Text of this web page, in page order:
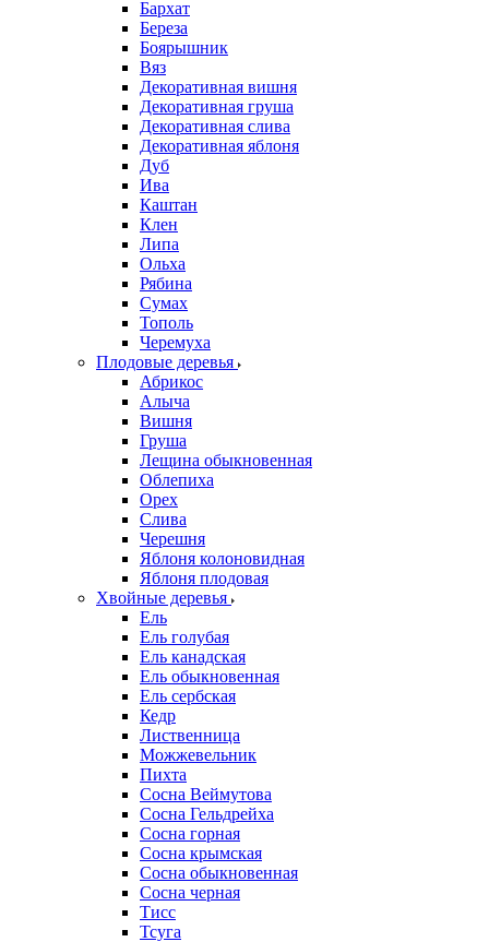
Бархат
Береза
Боярышник
Вяз
Декоративная вишня
Декоративная груша
Декоративная слива
Декоративная яблоня
Дуб
Ива
Каштан
Клен
Липа
Ольха
Рябина
Сумах
Тополь
Черемуха
Плодовые деревья
Абрикос
Алыча
Вишня
Груша
Лещина обыкновенная
Облепиха
Орех
Слива
Черешня
Яблоня колоновидная
Яблоня плодовая
Хвойные деревья
Ель
Ель голубая
Ель канадская
Ель обыкновенная
Ель сербская
Кедр
Лиственница
Можжевельник
Пихта
Сосна Веймутова
Сосна Гельдрейха
Сосна горная
Сосна крымская
Сосна обыкновенная
Сосна черная
Тисс
Тсуга